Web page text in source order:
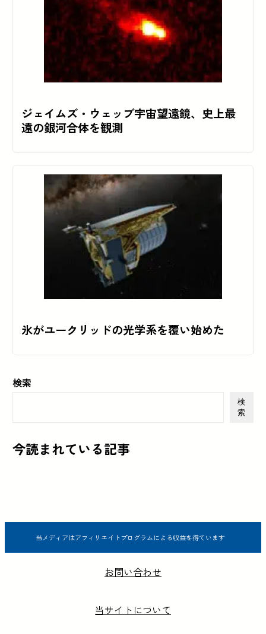
ジェイムズ・ウェッブ宇宙望遠鏡、史上最
遠の銀河合体を観測
氷がユークリッドの光学系を覆い始めた
検索
検
索
今読まれている記事
当メディアはアフィリエイトプログラムによる収益を得ています
お問い合わせ
当サイトについて